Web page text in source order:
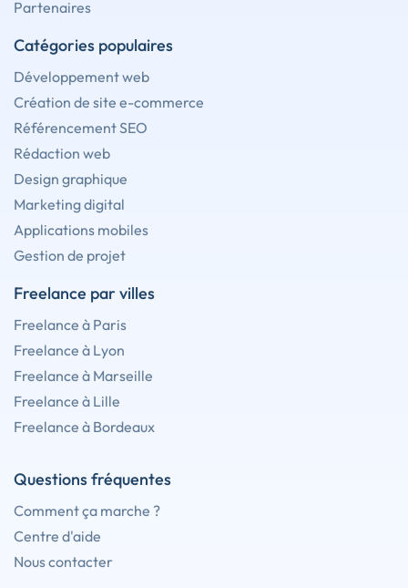
Partenaires
Catégories populaires
Développement web
Création de site e-commerce
Référencement SEO
Rédaction web
Design graphique
Marketing digital
Applications mobiles
Gestion de projet
Freelance par villes
Freelance à Paris
Freelance à Lyon
Freelance à Marseille
Freelance à Lille
Freelance à Bordeaux
Questions fréquentes
Comment ça marche ?
Centre d'aide
Nous contacter